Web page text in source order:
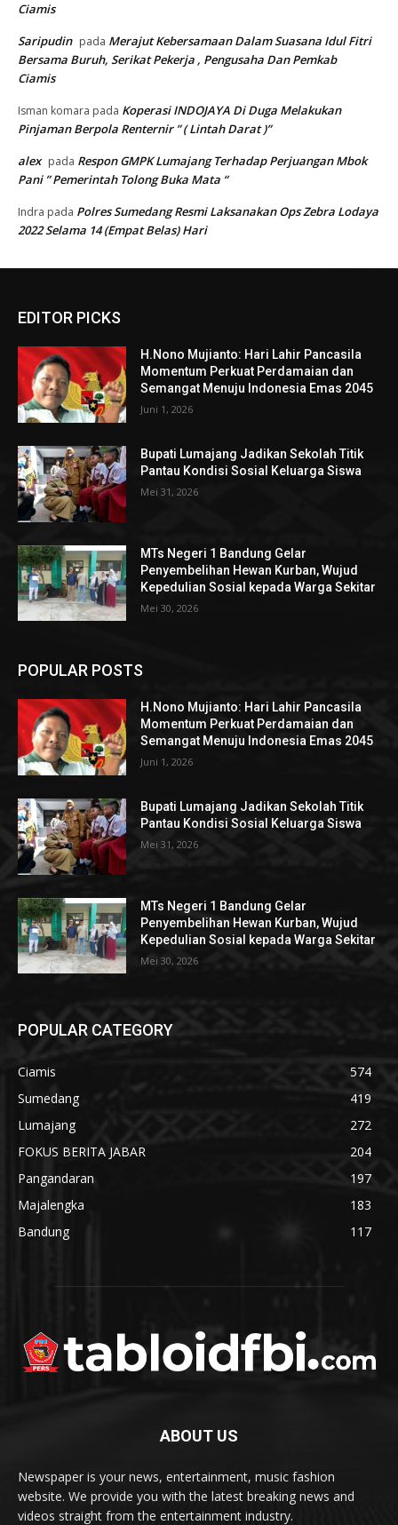
Ciamis
Saripudin pada Merajut Kebersamaan Dalam Suasana Idul Fitri
Bersama Buruh, Serikat Pekerja , Pengusaha Dan Pemkab
Ciamis
Isman komara pada Koperasi INDOJAYA Di Duga Melakukan
Pinjaman Berpola Renternir ” ( Lintah Darat )”
alex pada Respon GMPK Lumajang Terhadap Perjuangan Mbok
Pani ” Pemerintah Tolong Buka Mata “
Indra pada Polres Sumedang Resmi Laksanakan Ops Zebra Lodaya
2022 Selama 14 (Empat Belas) Hari
EDITOR PICKS
H.Nono Mujianto: Hari Lahir Pancasila
Momentum Perkuat Perdamaian dan
Semangat Menuju Indonesia Emas 2045
Juni 1, 2026
Bupati Lumajang Jadikan Sekolah Titik
Pantau Kondisi Sosial Keluarga Siswa
Mei 31, 2026
MTs Negeri 1 Bandung Gelar
Penyembelihan Hewan Kurban, Wujud
Kepedulian Sosial kepada Warga Sekitar
Mei 30, 2026
POPULAR POSTS
H.Nono Mujianto: Hari Lahir Pancasila
Momentum Perkuat Perdamaian dan
Semangat Menuju Indonesia Emas 2045
Juni 1, 2026
Bupati Lumajang Jadikan Sekolah Titik
Pantau Kondisi Sosial Keluarga Siswa
Mei 31, 2026
MTs Negeri 1 Bandung Gelar
Penyembelihan Hewan Kurban, Wujud
Kepedulian Sosial kepada Warga Sekitar
Mei 30, 2026
POPULAR CATEGORY
Ciamis
574
Sumedang
419
Lumajang
272
FOKUS BERITA JABAR
204
Pangandaran
197
Majalengka
183
Bandung
117
ABOUT US
Newspaper is your news, entertainment, music fashion
website. We provide you with the latest breaking news and
videos straight from the entertainment industry.